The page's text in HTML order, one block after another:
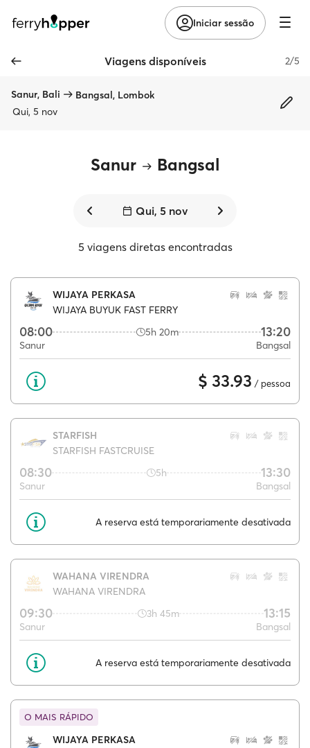
Iniciar sessão
Viagens disponíveis 2/5
Sanur, Bali
Bangsal, Lombok
Qui, 5 nov
Sanur Bangsal
Qui, 5 nov
5 viagens diretas encontradas
WIJAYA PERKASA
WIJAYA BUYUK FAST FERRY
08:00 5h 20m 13:20
Sanur Bangsal
$ 33.93 / pessoa
STARFISH
STARFISH FASTCRUISE
08:30 5h 13:30
Sanur Bangsal
A reserva está temporariamente desativada
WAHANA VIRENDRA
WAHANA VIRENDRA
09:30 3h 45m 13:15
Sanur Bangsal
A reserva está temporariamente desativada
O MAIS RÁPIDO
WIJAYA PERKASA